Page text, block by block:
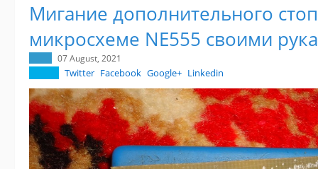
Мигание дополнительного
микросхеме NE555 своими
07 August, 2021
Twitter Facebook Google+ Linkedin